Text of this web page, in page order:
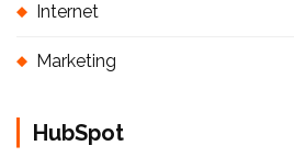
Internet
Marketing
HubSpot